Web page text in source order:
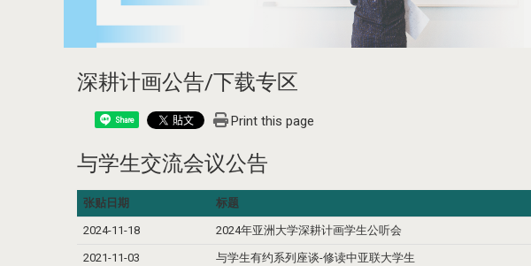
深耕计画公告/下载专区
Share Print this page
与学生交流会议公告
张贴日期 标题
2024-11-18 2024年亚洲大学深耕计画学生公听会
2021-11-03 与学生有约系列座谈-修读中亚联大学生